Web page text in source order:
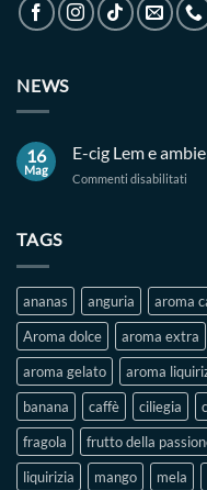
NEWS
16
Mag
E-cig Lem e
Commenti disabilitati
TAGS
ananas anguria aroma
Aroma dolce
aroma extra
aroma gelato
aroma
banana
caffè ciliegia
fragola
frutto della
liquirizia
mango mela